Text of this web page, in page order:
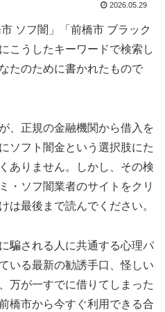
2026.05.29
ソフ闇」「前橋市 ブラック
こうしたキーワードで検索し
たのために書かれたもので
、正規の金融機関から借入を
ソフト闇金という選択肢にた
ありません。しかし、その検
・ソフ闇業者のサイトをクリ
は最後まで読んでください。
騙される人に共通する心理パ
いる最新の勧誘手口、怪しい
万が一すでに借りてしまった
橋市から今すぐ利用できる合